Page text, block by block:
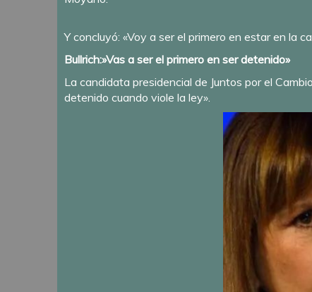
Y concluyó: «Voy a ser el primero en estar en la
Bullrich:»Vas a ser el primero en ser detenido»
La candidata presidencial de Juntos por el
detenido cuando viole la ley».